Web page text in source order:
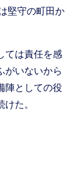
堅守の町田か
ては責任を感
がいないから
陣としての役
た。